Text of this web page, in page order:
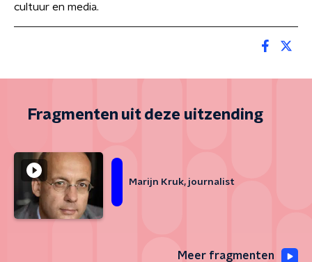
cultuur en media.
Fragmenten uit deze uitzending
Marijn Kruk, journalist
Meer fragmenten